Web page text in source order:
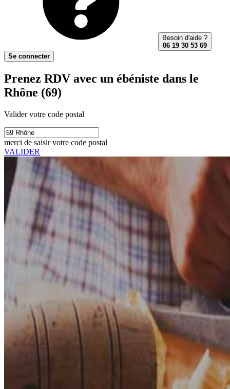
Besoin d'aide ?
06 19 30 53 69
Se connecter
Prenez RDV avec un ébéniste dans le
Rhône (69)
Valider votre code postal
merci de saisir votre code postal
VALIDER